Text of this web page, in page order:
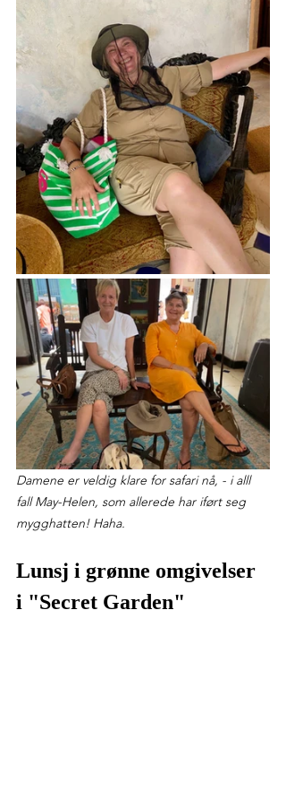
Damene er veldig klare for safari nå, - i alll
fall May-Helen, som allerede har iført seg
mygghatten! Haha.
Lunsj i grønne omgivelser
i "Secret Garden"